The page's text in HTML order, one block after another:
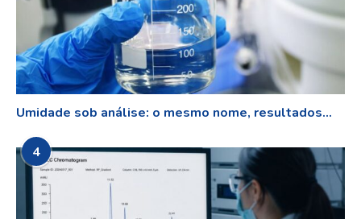
Umidade sob análise: o mesmo nome, resultados...
4